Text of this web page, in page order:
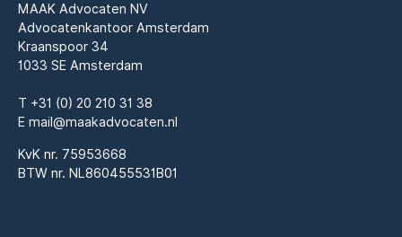
MAAK Advocaten NV
Advocatenkantoor Amsterdam
Kraanspoor 34
1033 SE Amsterdam
T +31 (0) 20 210 31 38
E mail@maakadvocaten.nl
KvK nr. 75953668
BTW nr. NL860455531B01